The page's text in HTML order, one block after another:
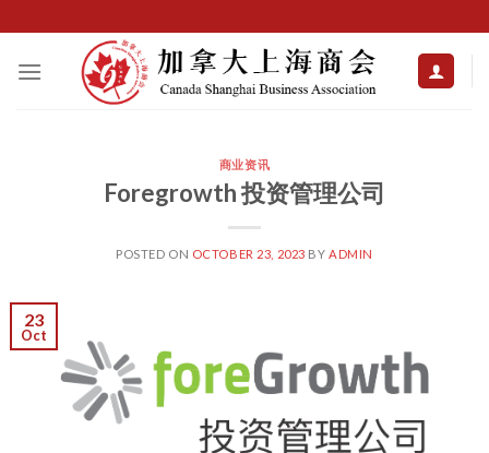
to
content
商业资讯
Foregrowth 投资管理公司
POSTED ON OCTOBER 23, 2023 BY ADMIN
23
Oct